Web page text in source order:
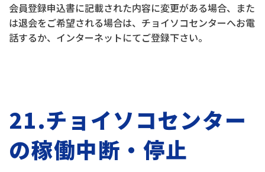
会員登録申込書に記載された内容に変更がある場合、また
は退会をご希望される場合は、チョイソコセンターへお電
話するか、インターネットにてご登録下さい。
21.チョイソコセンター
の稼働中断・停止